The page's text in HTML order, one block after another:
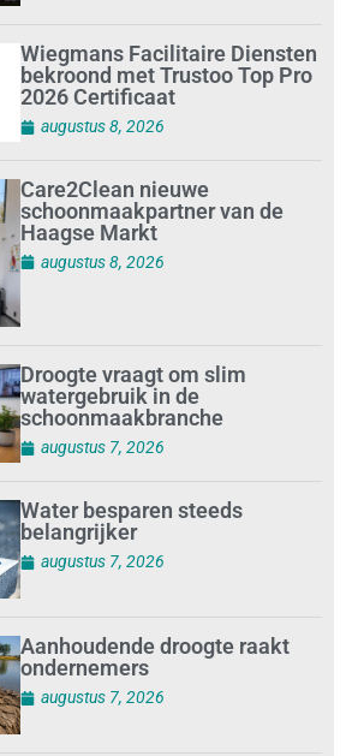
Wiegmans Facilitaire Diensten
bekroond met Trustoo Top Pro
2026 Certificaat
augustus 8, 2026
Care2Clean nieuwe
schoonmaakpartner van de
Haagse Markt
augustus 8, 2026
Droogte vraagt om slim
watergebruik in de
schoonmaakbranche
augustus 7, 2026
Water besparen steeds
belangrijker
augustus 7, 2026
Aanhoudende droogte raakt
ondernemers
augustus 7, 2026